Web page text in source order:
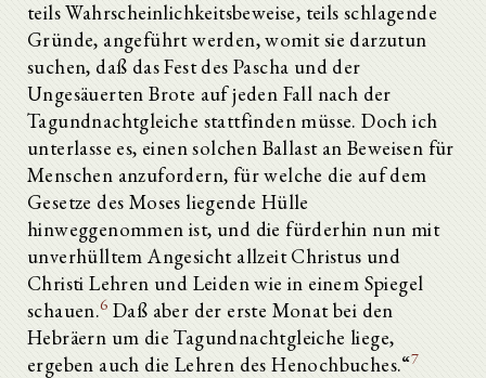
teils Wahrscheinlichkeitsbeweise, teils schlagende
Gründe, angeführt werden, womit sie darzutun
suchen, daß das Fest des Pascha und der
Ungesäuerten Brote auf jeden Fall nach der
Tagundnachtgleiche stattfinden müsse. Doch ich
unterlasse es, einen solchen Ballast an Beweisen für
Menschen anzufordern, für welche die auf dem
Gesetze des Moses liegende Hülle
hinweggenommen ist, und die fürderhin nun mit
unverhülltem Angesicht allzeit Christus und
Christi Lehren und Leiden wie in einem Spiegel
schauen.6 Daß aber der erste Monat bei den
Hebräern um die Tagundnachtgleiche liege,
ergeben auch die Lehren des Henochbuches.“7